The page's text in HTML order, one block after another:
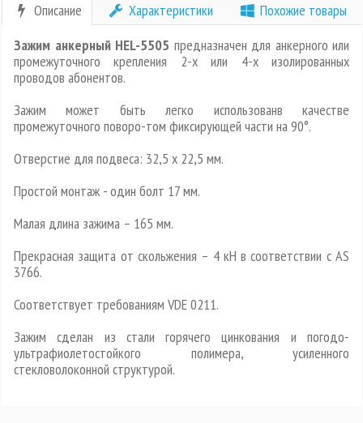
Описание Характеристики
Похожие товары
Зажим анкерный HEL-5505 предназначен для анкерного или
промежуточного крепления 2-х или 4-х изолированных
проводов абонентов.
Зажим может быть легко использованв качестве
промежуточного поворо-том фиксирующей части на 90°.
Отверстие для подвеса: 32,5 x 22,5 мм.
Простой монтаж - один болт 17 мм.
Малая длина зажима – 165 мм.
Прекрасная защита от скольжения – 4 кН в соответствии с AS
3766.
Соответствует требованиям VDE 0211.
Зажим сделан из стали горячего цинкования и погодо-
ультрафиолетостойкого полимера, усиленного
стекловолоконной структурой.